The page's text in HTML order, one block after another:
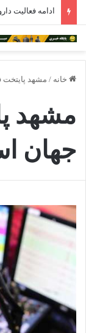
خانه / مشهد پایتخت
مشهد
جهان